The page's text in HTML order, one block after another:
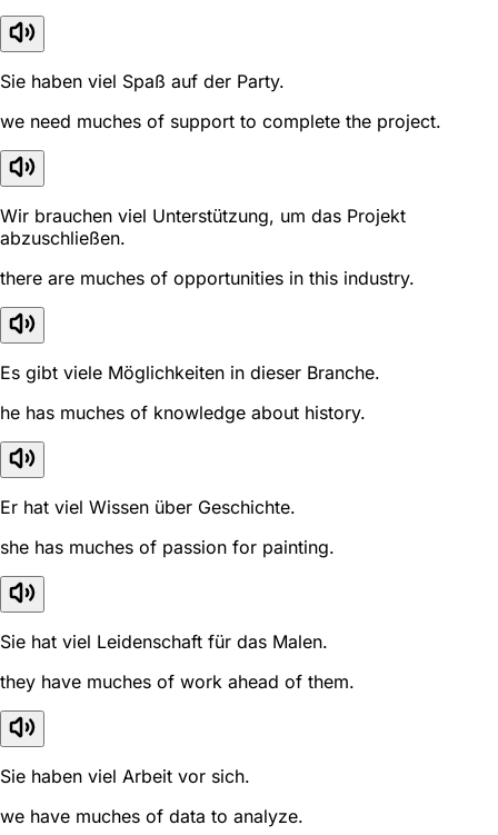
Sie haben viel Spaß auf der Party.
we need muches of support to complete the project.
Wir brauchen viel Unterstützung, um das Projekt
abzuschließen.
there are muches of opportunities in this industry.
Es gibt viele Möglichkeiten in dieser Branche.
he has muches of knowledge about history.
Er hat viel Wissen über Geschichte.
she has muches of passion for painting.
Sie hat viel Leidenschaft für das Malen.
they have muches of work ahead of them.
Sie haben viel Arbeit vor sich.
we have muches of data to analyze.